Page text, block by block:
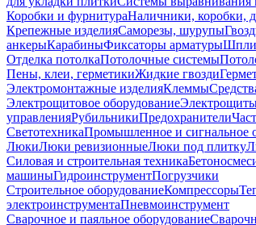
Коробки и фурнитураНаличники, коробки,
Крепежные изделияСаморезы, шурупы
анкерыКарабиныФиксаторы арматуры
Отделка потолкаПотолочные системы
Пены, клеи, герметикиЖидкие гвозди
Электромонтажные изделияКлеммы
Электрощитовое оборудование
управленияРубильникиПредохранители
СветотехникаПромышленное и сигнальное
ЛюкиЛюки ревизионныеЛюки под плитку
Силовая и строительная техника
машиныГидроинструментПогрузчики
Строительное оборудованиеКомпрессоры
электроинструментаПневмоинструмент
Сварочное и паяльное оборудование